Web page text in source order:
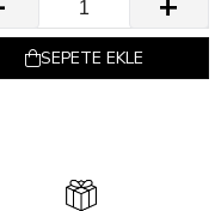
SEPETE EKLE